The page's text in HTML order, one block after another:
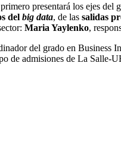
presentará los ejes del
del big data, de las salidas
Maria Yaylenko,
del grado en Business
de admisiones de La Salle-